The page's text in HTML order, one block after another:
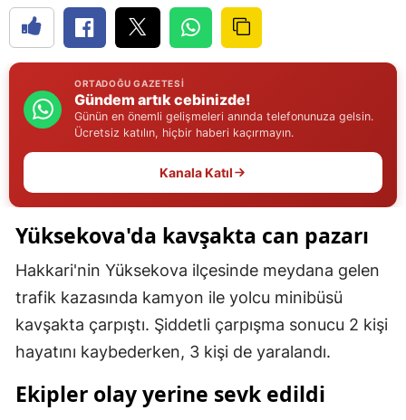
Elazığ
Erzincan
Eskişehir
Gaziantep
Giresun
Gümüşhane
Hakkari
Hatay
Isparta
ORTADOĞU GAZETESI
Gündem artık cebinizde!
Günün en önemli gelişmeleri anında telefonunuza gelsin.
Ücretsiz katılın, hiçbir haberi kaçırmayın.
Kanala Katıl
Yüksekova'da kavşakta can pazarı
Hakkari'nin Yüksekova ilçesinde meydana gelen
trafik kazasında kamyon ile yolcu minibüsü
kavşakta çarpıştı. Şiddetli çarpışma sonucu 2 kişi
hayatını kaybederken, 3 kişi de yaralandı.
Ekipler olay yerine sevk edildi